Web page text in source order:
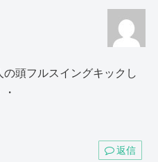
頭フルスイングキックし
返信